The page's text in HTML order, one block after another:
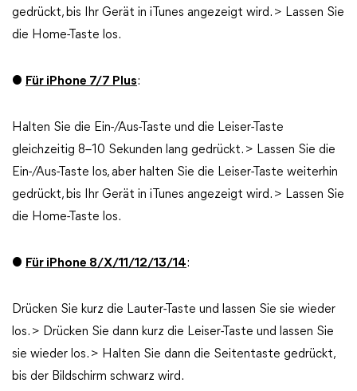
gedrückt, bis Ihr Gerät in iTunes angezeigt wird. > Lassen Sie
die Home-Taste los.
● Für iPhone 7/7 Plus:
Halten Sie die Ein-/Aus-Taste und die Leiser-Taste
gleichzeitig 8–10 Sekunden lang gedrückt. > Lassen Sie die
Ein-/Aus-Taste los, aber halten Sie die Leiser-Taste weiterhin
gedrückt, bis Ihr Gerät in iTunes angezeigt wird. > Lassen Sie
die Home-Taste los.
● Für iPhone 8/X/11/12/13/14:
Drücken Sie kurz die Lauter-Taste und lassen Sie sie wieder
los. > Drücken Sie dann kurz die Leiser-Taste und lassen Sie
sie wieder los. > Halten Sie dann die Seitentaste gedrückt,
bis der Bildschirm schwarz wird.